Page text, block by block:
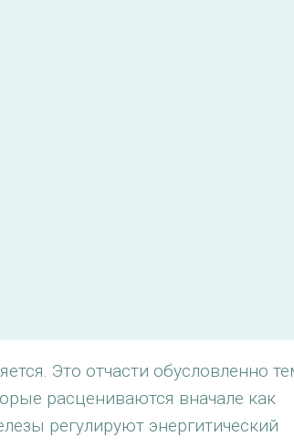
Это отчасти обусловленно
расцениваются вначале как
регулируют энергитический